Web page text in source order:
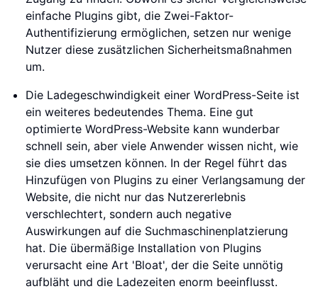
einfache Plugins gibt, die Zwei-Faktor-
Authentifizierung ermöglichen, setzen nur wenige
Nutzer diese zusätzlichen Sicherheitsmaßnahmen
um.
Die Ladegeschwindigkeit einer WordPress-Seite ist
ein weiteres bedeutendes Thema. Eine gut
optimierte WordPress-Website kann wunderbar
schnell sein, aber viele Anwender wissen nicht, wie
sie dies umsetzen können. In der Regel führt das
Hinzufügen von Plugins zu einer Verlangsamung der
Website, die nicht nur das Nutzererlebnis
verschlechtert, sondern auch negative
Auswirkungen auf die Suchmaschinenplatzierung
hat. Die übermäßige Installation von Plugins
verursacht eine Art 'Bloat', der die Seite unnötig
aufbläht und die Ladezeiten enorm beeinflusst.